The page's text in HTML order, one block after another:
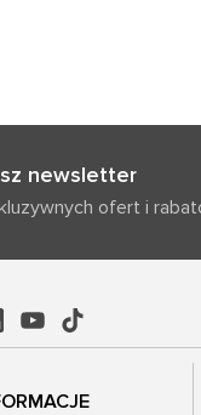
newsletter
ofert i